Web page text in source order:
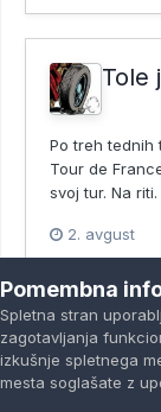
Tole
Po treh tednih
Tour de
svoj tur. Na riti.
2. avgust
Pomembna
Spletna stran
zagotavljanja
izkušnje spletnega
mesta soglašate z
Forumi